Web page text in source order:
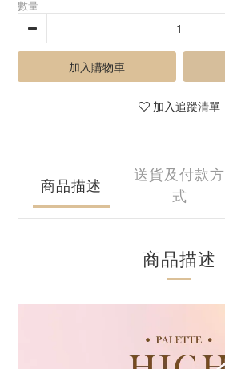
數量
加入購物車
加入追蹤清單
商品描述
送貨及付款方
式
商品描述